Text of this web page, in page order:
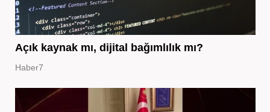
Açık kaynak mı, dijital bağımlılık mı?
Haber7